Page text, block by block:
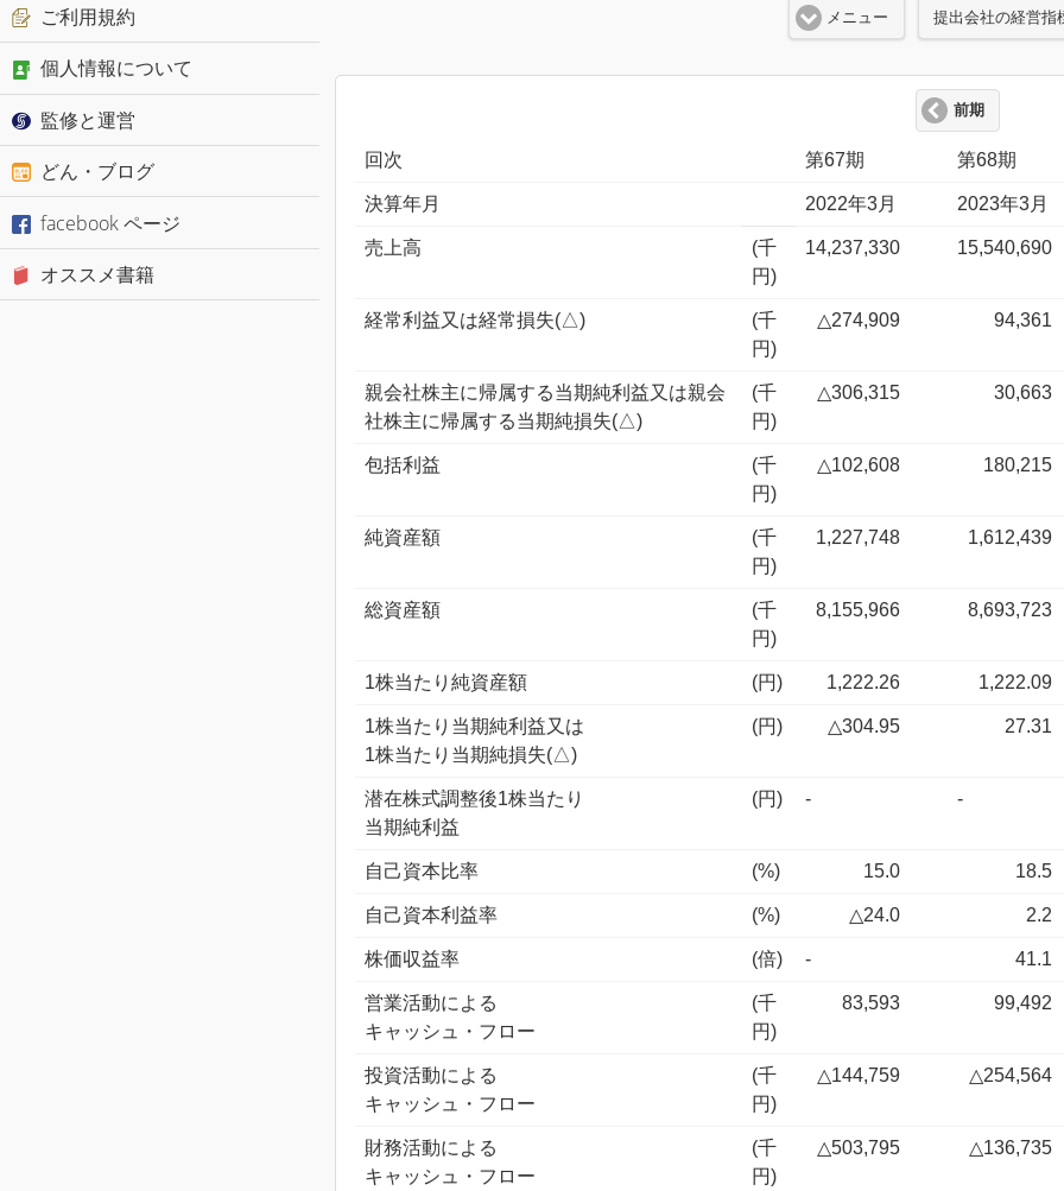
メニュー 提出会社の経営指
前期
回次 第67期 第68期
決算年月 2022年3月 2023年3月
売上高
(千
円)
14,237,330 15,540,690
経常利益又は経常損失(△)
(千
円)
△274,909 94,361
親会社株主に帰属する当期純利益又は親会
社株主に帰属する当期純損失(△)
(千
円)
△306,315 30,663
包括利益
(千
円)
△102,608 180,215
純資産額
(千
円)
1,227,748 1,612,439
総資産額
(千
円)
8,155,966 8,693,723
1株当たり純資産額 (円) 1,222.26 1,222.09
1株当たり当期純利益又は
1株当たり当期純損失(△)
(円) △304.95 27.31
潜在株式調整後1株当たり
当期純利益
(円) - -
自己資本比率 (%) 15.0 18.5
自己資本利益率 (%) △24.0 2.2
株価収益率 (倍) - 41.1
営業活動による
キャッシュ・フロー
(千
円)
83,593 99,492
投資活動による
キャッシュ・フロー
(千
円)
△144,759 △254,564
財務活動による
キャッシュ・フロー
(千
円)
△503,795 △136,735
ご利用規約
個人情報について
監修と運営
どん・ブログ
facebook ページ
オススメ書籍